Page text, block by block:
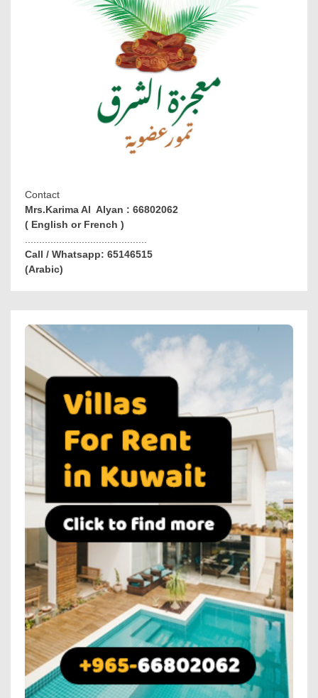
Contact
Mrs.Karima Al Alyan : 66802062
( English or French )
Call / Whatsapp: 65146515
(Arabic)